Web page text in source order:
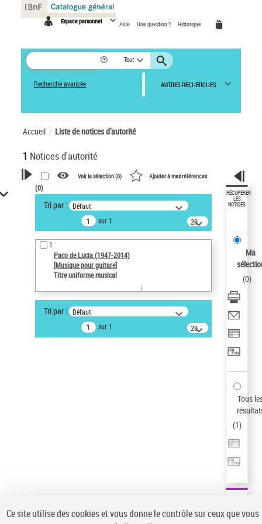
Espace personnel Aide Une question ? Historique
Tout
Recherche avancée AUTRES RECHERCHES
Accueil Liste de notices d’autorité
1 Notices d'autorité
VOTRE RECHERCHE
Recherche avancée dans les
notices d’autorité
Œuvres liées à l'auteur :
Paco de Lucía (1947-2014)
Auteur d’œuvre
ne s'applique pas
Type de notice d'autorité
Voir la sélection (0) Ajouter à mes références
(0)
Tri par : Défaut
sur 1
20
résultats/page
1
Paco de Lucía (1947-2014)
[Musique pour guitare]
Titre uniforme musical
Tri par : Défaut
sur 1
20
résultats/page
RÉCUPÉRER
LES
NOTICES
Ma
(0)
Tous
(1)
Panneau de gestion des cookies
Ce site utilise des cookies et vous donne le contrôle sur ceux que vous